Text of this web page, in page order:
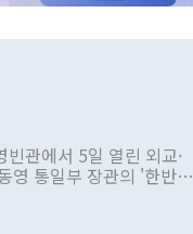
관에서 5일 열린 외교·
영 통일부 장관의 '한반도
책으로 추진하겠다고 공